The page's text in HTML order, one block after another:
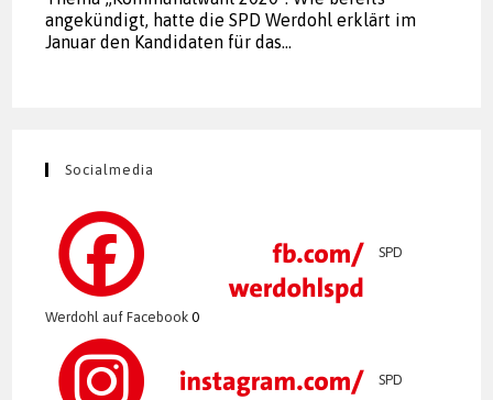
angekündigt, hatte die SPD Werdohl erklärt im
Januar den Kandidaten für das…
Socialmedia
SPD
Werdohl auf Facebook 0
SPD